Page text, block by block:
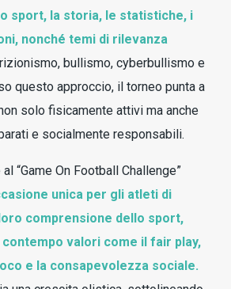
sport, la storia, le statistiche, i
nonché temi di rilevanza
bullismo, cyberbullismo e
questo approccio, il torneo punta a
solo fisicamente attivi ma anche
e socialmente responsabili.
“Game On Football Challenge”
unica per gli atleti di
comprensione dello sport,
valori come il fair play,
e la consapevolezza sociale.